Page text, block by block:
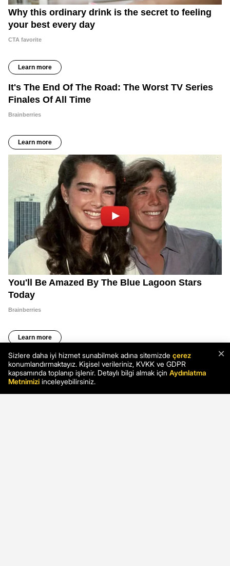
×
Sizlere daha iyi hizmet sunabilmek adına sitemizde çerez
konumlandırmaktayız. Kişisel verileriniz, KVKK ve GDPR
kapsamında toplanıp işlenir. Detaylı bilgi almak için Aydınlatma
Metnimizi inceleyebilirsiniz.